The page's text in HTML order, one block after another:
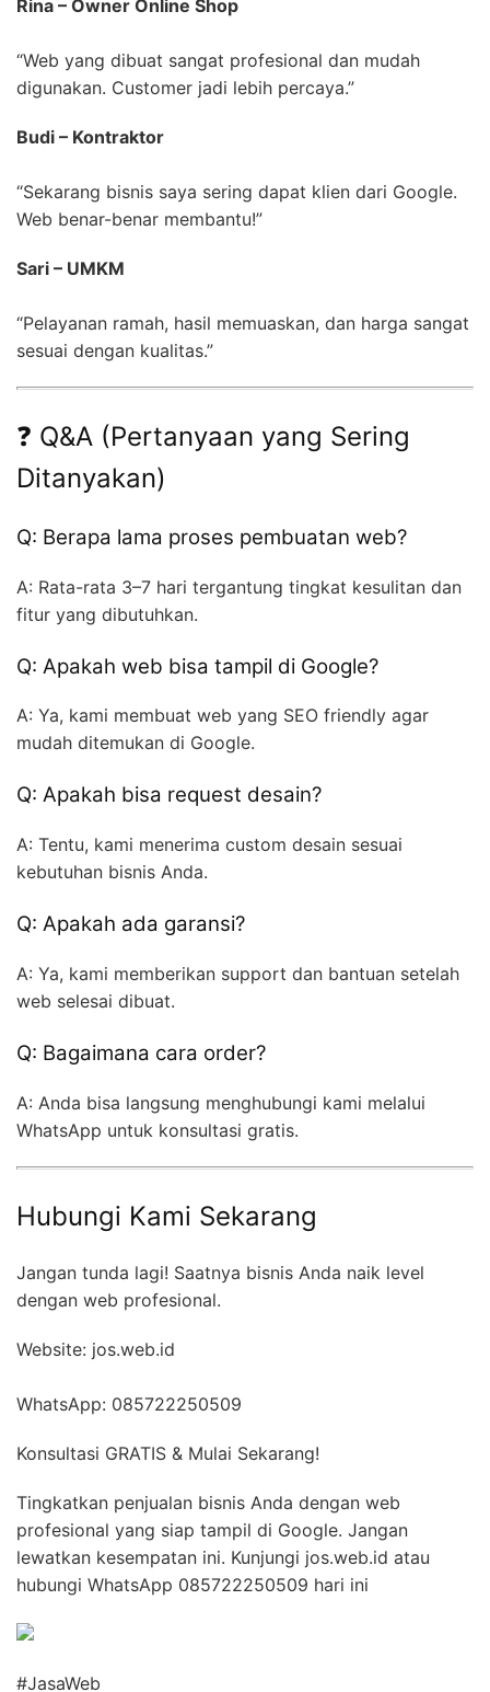
Rina – Owner Online Shop
“Web yang dibuat sangat profesional dan mudah
digunakan. Customer jadi lebih percaya.”
Budi – Kontraktor
“Sekarang bisnis saya sering dapat klien dari Google.
Web benar-benar membantu!”
Sari – UMKM
“Pelayanan ramah, hasil memuaskan, dan harga sangat
sesuai dengan kualitas.”
❓ Q&A (Pertanyaan yang Sering
Ditanyakan)
Q: Berapa lama proses pembuatan web?
A: Rata-rata 3–7 hari tergantung tingkat kesulitan dan
fitur yang dibutuhkan.
Q: Apakah web bisa tampil di Google?
A: Ya, kami membuat web yang SEO friendly agar
mudah ditemukan di Google.
Q: Apakah bisa request desain?
A: Tentu, kami menerima custom desain sesuai
kebutuhan bisnis Anda.
Q: Apakah ada garansi?
A: Ya, kami memberikan support dan bantuan setelah
web selesai dibuat.
Q: Bagaimana cara order?
A: Anda bisa langsung menghubungi kami melalui
WhatsApp untuk konsultasi gratis.
Hubungi Kami Sekarang
Jangan tunda lagi! Saatnya bisnis Anda naik level
dengan web profesional.
Website: jos.web.id
WhatsApp: 085722250509
Konsultasi GRATIS & Mulai Sekarang!
Tingkatkan penjualan bisnis Anda dengan web
profesional yang siap tampil di Google. Jangan
lewatkan kesempatan ini. Kunjungi jos.web.id atau
hubungi WhatsApp 085722250509 hari ini
#JasaWeb